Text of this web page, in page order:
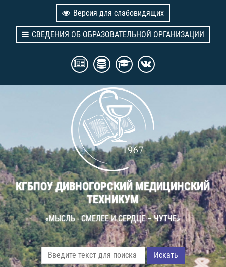
Версия для слабовидящих
СВЕДЕНИЯ ОБ ОБРАЗОВАТЕЛЬНОЙ ОРГАНИЗАЦИИ
КГБПОУ ДИВНОГОРСКИЙ МЕДИЦИНСКИЙ
ТЕХНИКУМ
«МЫСЛЬ - СМЕЛЕЕ И СЕРДЦЕ – ЧУТЧЕ»
Искать